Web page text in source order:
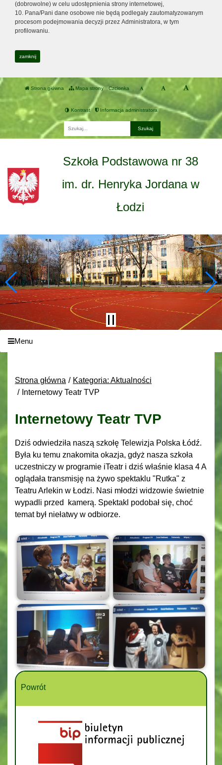
(dobrowolne) w celu udostępnienia strony internetowej,
10. Pana/Pani dane osobowe nie będą podlegały zautomatyzowanym
procesom podejmowania decyzji przez Administratora, w tym
profilowaniu.
zamknij
Strona główna Mapa strony Czcionka
Kontrast Informacja administratora
Szkoła Podstawowa nr 38
im. dr. Henryka Jordana w
Łodzi
Menu
Strona główna
Kategoria: Aktualności
Internetowy Teatr TVP
Internetowy Teatr TVP
Dziś odwiedziła naszą szkołę Telewizja Polska Łódź.
Była ku temu znakomita okazja, gdyż nasza szkoła
uczestniczy w programie iTeatr i dziś właśnie klasa 4 A
oglądała transmisję na żywo spektaklu "Rutka" z
Teatru Arlekin w Łodzi. Nasi młodzi widzowie świetnie
wypadli przed kamerą. Spektakl podobał się, choć
temat był niełatwy w odbiorze.
Powrót